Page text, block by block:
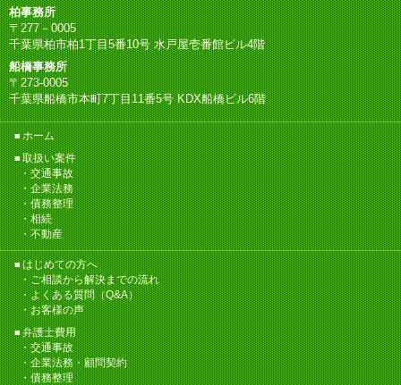
柏事務所
〒277－0005
千葉県柏市柏1丁目5番10号 水戸屋壱番館ビル4階
船橋事務所
〒273-0005
千葉県船橋市本町7丁目11番5号 KDX船橋ビル6階
ホーム
取扱い案件
交通事故
企業法務
債務整理
相続
不動産
はじめての方へ
ご相談から解決までの流れ
よくある質問（Q&A）
お客様の声
弁護士費用
交通事故
企業法務・顧問契約
債務整理